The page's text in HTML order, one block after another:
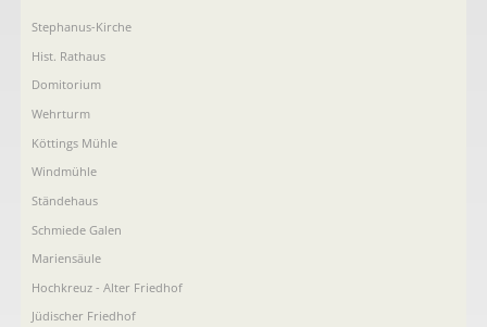
Stephanus-Kirche
Hist. Rathaus
Domitorium
Wehrturm
Köttings Mühle
Windmühle
Ständehaus
Schmiede Galen
Mariensäule
Hochkreuz - Alter Friedhof
Jüdischer Friedhof